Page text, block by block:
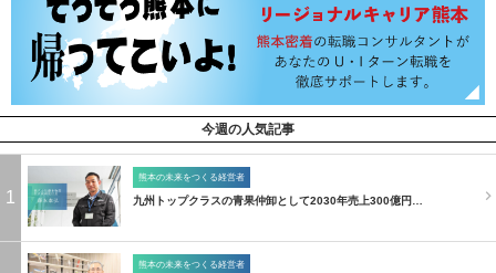
今週の人気記事
1
熊本の未来をつくる経営者
九州トップクラスの青果仲卸として2030年売上300億円…
熊本の未来をつくる経営者